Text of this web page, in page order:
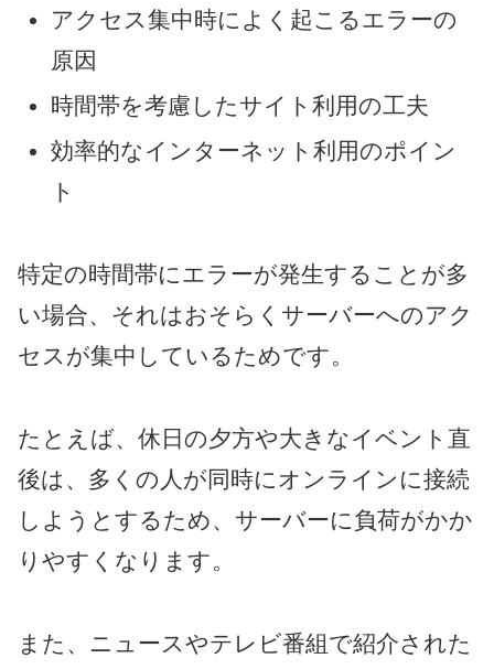
アクセス集中時によく起こるエラーの
原因
時間帯を考慮したサイト利用の工夫
効率的なインターネット利用のポイン
ト
特定の時間帯にエラーが発生することが多
い場合、それはおそらくサーバーへのアク
セスが集中しているためです。
たとえば、休日の夕方や大きなイベント直
後は、多くの人が同時にオンラインに接続
しようとするため、サーバーに負荷がかか
りやすくなります。
また、ニュースやテレビ番組で紹介された